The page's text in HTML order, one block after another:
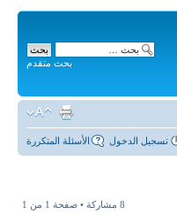
بحث متقدم
الأسئلة المتكررة تسجيل الدخول
8 مشاركة • صفحة 1 من 1